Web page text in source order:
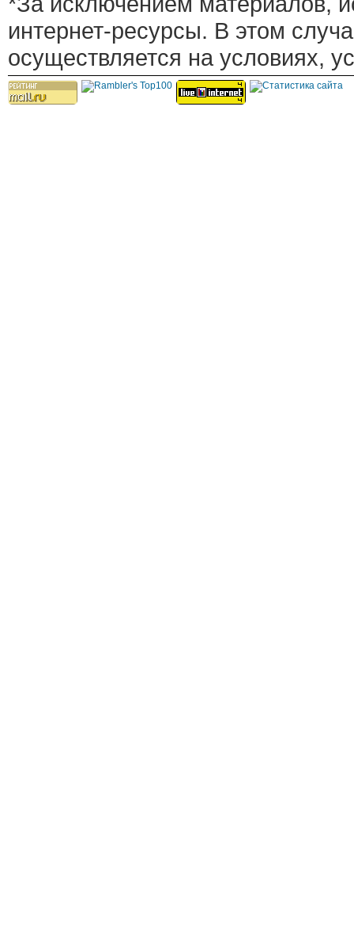
интернет-ресурсы. В этом
осуществляется на условиях,